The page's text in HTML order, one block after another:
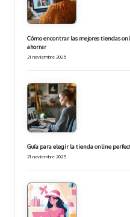
Cómo encontrar las mejores tiendas
ahorrar
21 noviembre 2025
Guía para elegir la tienda online
21 noviembre 2025